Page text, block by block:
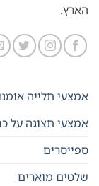
הארץ.
אמצעי תלייה
אמצעי תצוגה על
ספייסרים
שלטים מוארים